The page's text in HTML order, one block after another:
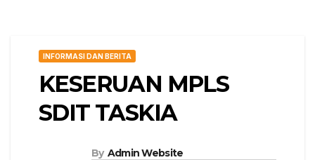
INFORMASI DAN BERITA
KESERUAN MPLS
SDIT TASKIA
By Admin Website